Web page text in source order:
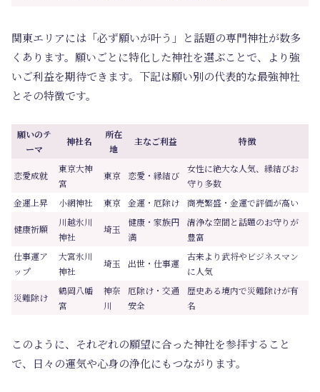
関東エリアには「必ず願いが叶う」と話題の専門神社が数多
くあります。願いごとに特化した神社を選ぶことで、より強
いご利益を期待できます。下記は願い別の代表的な最強神社
とその特徴です。
願いのテ
ーマ
神社名
所在
地
主なご利益 特徴
恋愛成就
東京大神
宮
東京 恋愛・縁結び
女性に絶大な人気、縁結びお
守り多数
金運上昇
小網神社 東京 金運・厄除け 商売繁盛・金運で評価が高い
健康祈願
川越氷川
神社
埼玉
健康・家族円
満
清浄な空間と話題のお守りが
豊富
仕事運ア
ップ
大宮氷川
神社
埼玉 出世・仕事運
古来より武将やビジネスマン
に人気
災難除け
鶴岡八幡
宮
神奈
川
厄除け・交通
安全
歴史ある境内で災難除けが有
名
このように、それぞれの願望に合った神社を参拝すること
で、日々の運気や心身の浄化にもつながります。